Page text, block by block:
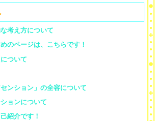
考え方について
のページは、こちらです！
ついて
ンション」の全容について
ョンについて
紹介です！